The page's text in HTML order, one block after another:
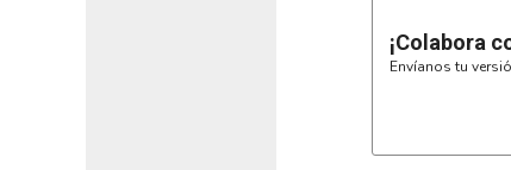
¡Colabora
Envíanos tu